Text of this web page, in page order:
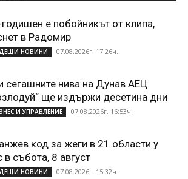
е побойникът от клипа,
в Радомир
НОВИНИ 07.08.2026г. 17:26ч.
сегашните нива на Дунав АЕЦ
ще издържи десетина дни
И УПРАВЛЕНИЕ 07.08.2026г. 16:53ч.
код за жеги в 21 области у
в събота, 8 август
НОВИНИ 07.08.2026г. 15:32ч.